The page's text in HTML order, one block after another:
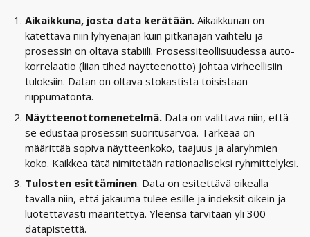
Aikaikkuna, josta data kerätään. Aikaikkunan on
katettava niin lyhyenajan kuin pitkänajan vaihtelu ja
prosessin on oltava stabiili. Prosessiteollisuudessa auto-
korrelaatio (liian tiheä näytteenotto) johtaa virheellisiin
tuloksiin. Datan on oltava stokastista toisistaan
riippumatonta.
Näytteenottomenetelmä. Data on valittava niin, että
se edustaa prosessin suoritusarvoa. Tärkeää on
määrittää sopiva näytteenkoko, taajuus ja alaryhmien
koko. Kaikkea tätä nimitetään rationaaliseksi ryhmittelyksi.
Tulosten esittäminen. Data on esitettävä oikealla
tavalla niin, että jakauma tulee esille ja indeksit oikein ja
luotettavasti määritettyä. Yleensä tarvitaan yli 300
datapistettä.